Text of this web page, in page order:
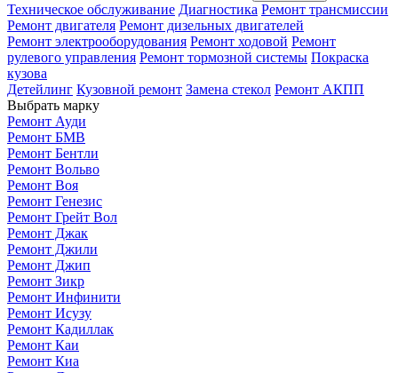
Техническое обслуживание Диагностика Ремонт трансмиссии
Ремонт двигателя Ремонт дизельных двигателей
Ремонт электрооборудования Ремонт ходовой Ремонт
рулевого управления Ремонт тормозной системы Покраска
кузова
Детейлинг Кузовной ремонт Замена стекол Ремонт АКПП
Выбрать марку
Ремонт Ауди
Ремонт БМВ
Ремонт Бентли
Ремонт Вольво
Ремонт Воя
Ремонт Генезис
Ремонт Грейт Вол
Ремонт Джак
Ремонт Джили
Ремонт Джип
Ремонт Зикр
Ремонт Инфинити
Ремонт Исузу
Ремонт Кадиллак
Ремонт Каи
Ремонт Киа